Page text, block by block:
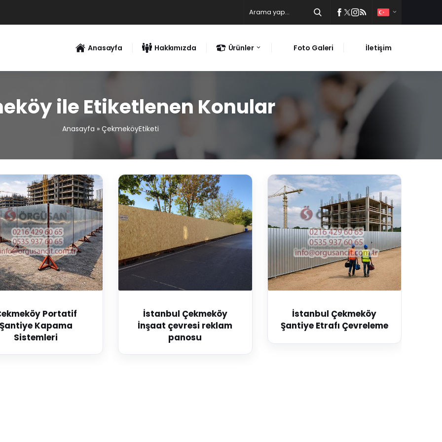
Anasayfa Hakkımızda Ürünler Foto Galeri İletişim
ile Etiketlenen Konular
Anasayfa » ÇekmeköyEtiketi
Portatif
Kapama
Sistemleri
İstanbul Çekmeköy
İnşaat çevresi reklam
panosu
İstanbul Çekmeköy
Şantiye Etrafı Çevreleme